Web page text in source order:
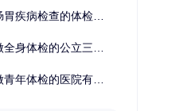
五常稻花香2号大米
体检中心 北戴河区
套餐有哪些？体检机构有哪些选择？如何预约？
的公立三甲医院及体检套餐汇总
医院有哪些？有哪些套餐可以选择？